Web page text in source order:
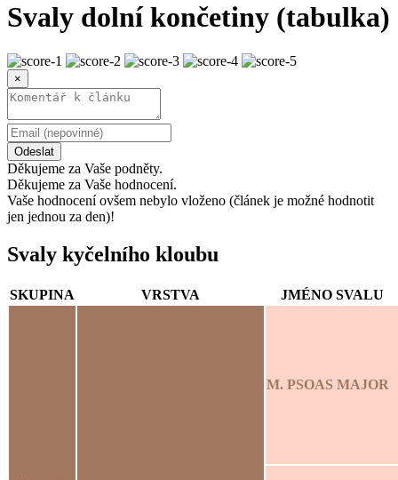
Svaly dolní končetiny (tabulka)
×
Odeslat
Děkujeme za Vaše podněty.
Děkujeme za Vaše hodnocení.
Vaše hodnocení ovšem nebylo vloženo (článek je možné hodnotit
jen jednou za den)!
Svaly kyčelního kloubu
SKUPINA VRSTVA JMÉNO SVALU
M. PSOAS MAJOR